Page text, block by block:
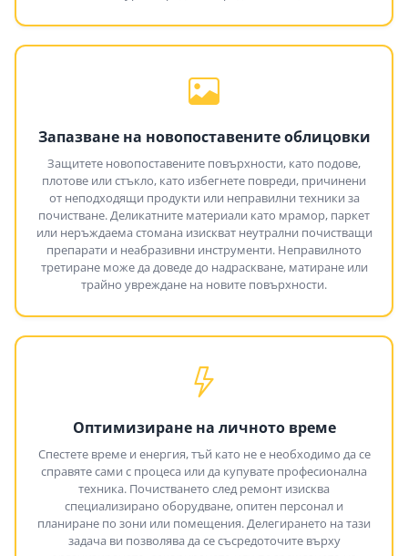
Запазване на новопоставените облицовки
Защитете новопоставените повърхности, като подове,
плотове или стъкло, като избегнете повреди, причинени
от неподходящи продукти или неправилни техники за
почистване. Деликатните материали като мрамор, паркет
или неръждаема стомана изискват неутрални почистващи
препарати и неабразивни инструменти. Неправилното
третиране може да доведе до надраскване, матиране или
трайно увреждане на новите повърхности.
Оптимизиране на личното време
Спестете време и енергия, тъй като не е необходимо да се
справяте сами с процеса или да купувате професионална
техника. Почистването след ремонт изисква
специализирано оборудване, опитен персонал и
планиране по зони или помещения. Делегирането на тази
задача ви позволява да се съсредоточите върху